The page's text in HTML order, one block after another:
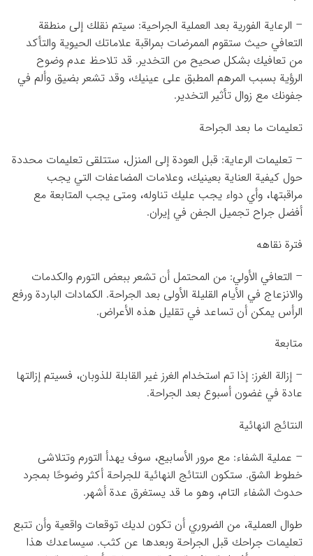
– الرعاية الفورية بعد العملية الجراحية: سيتم نقلك إلى منطقة
التعافي حيث ستقوم الممرضات بمراقبة علاماتك الحيوية والتأكد
من تعافيك بشكل صحيح من التخدير. قد تلاحظ عدم وضوح
الرؤية بسبب المرهم المطبق على عينيك، وقد تشعر بضيق وألم في
جفونك مع زوال تأثير التخدير.
تعليمات ما بعد الجراحة
– تعليمات الرعاية: قبل العودة إلى المنزل، ستتلقى تعليمات محددة
حول كيفية العناية بعينيك، وعلامات المضاعفات التي يجب
مراقبتها، وأي دواء يجب عليك تناوله، ومتى يجب المتابعة مع
أفضل جراح تجميل الجفن في إيران.
فترة نقاهه
– التعافي الأولي: من المحتمل أن تشعر ببعض التورم والكدمات
والانزعاج في الأيام القليلة الأولى بعد الجراحة. الكمادات الباردة ورفع
الرأس يمكن أن تساعد في تقليل هذه الأعراض.
متابعة
– إزالة الغرز: إذا تم استخدام الغرز غير القابلة للذوبان، فسيتم إزالتها
عادة في غضون أسبوع بعد الجراحة.
النتائج النهائية
– عملية الشفاء: مع مرور الأسابيع، سوف يهدأ التورم وتتلاشى
خطوط الشق. ستكون النتائج النهائية للجراحة أكثر وضوحًا بمجرد
حدوث الشفاء التام، وهو ما قد يستغرق عدة أشهر.
طوال العملية، من الضروري أن تكون لديك توقعات واقعية وأن تتبع
تعليمات جراحك قبل الجراحة وبعدها عن كثب. سيساعدك هذا